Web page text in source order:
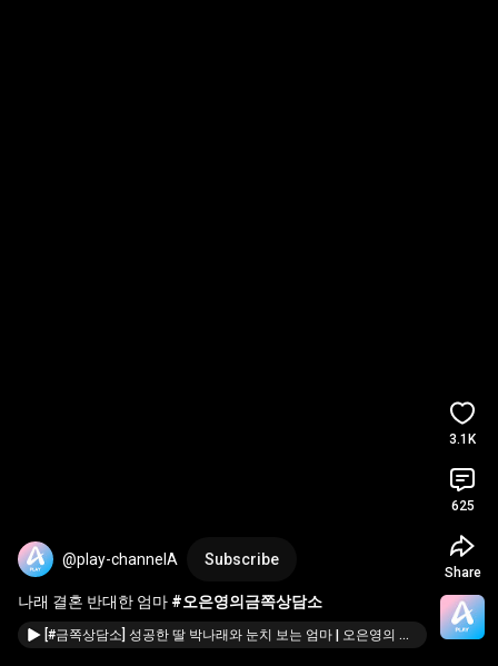
@play-channelA Subscribe
나래 결혼 반대한 엄마 #오은영의금쪽상담소
[#금쪽상담소] 성공한 딸 박나래와 눈치 보는 엄마 | 오은영의 금쪽 상담소 149 회
3.1K
625
Share